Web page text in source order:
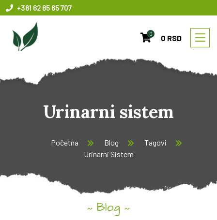
+381 62 85 65 707
0 0 RSD
Urinarni sistem
Početna Blog
Tagovi
Urinarni Sistem
Blog